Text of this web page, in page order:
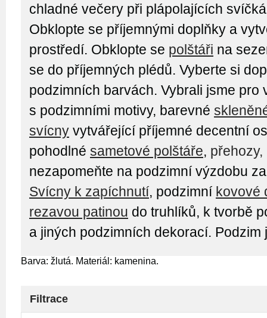
chladné večery při plápolajících
Obklopte se příjemnými doplňky a
prostředí. Obklopte se polštáři na
se do příjemných plédů. Vyberte si
podzimních barvách. Vybrali jsme pro
s podzimními motivy, barevné
svícny vytvářející příjemné decentní
pohodlné sametové polštáře, přehozy,
nezapomeňte na podzimní výzdobu
Svícny k zapíchnutí, podzimní kovové
rezavou patinou do truhlíků, k tvorbě
a jiných podzimních dekorací. Podzim
Barva: žlutá. Materiál: kamenina.
Filtrace